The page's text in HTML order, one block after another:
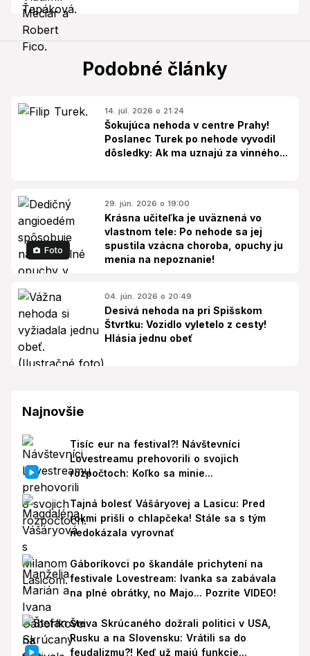
Podobné články
14. júl. 2026 o 21:24
Šokujúca nehoda v centre Prahy!
Poslanec Turek po nehode vyvodil
dôsledky: Ak ma uznajú za vinného...
Foto
29. jún. 2026 o 19:00
Krásna učiteľka je uväznená vo
vlastnom tele: Po nehode sa jej
spustila vzácna choroba, opuchy ju
menia na nepoznanie!
04. jún. 2026 o 20:49
Desivá nehoda na pri Spišskom
Štvrtku: Vozidlo vyletelo z cesty!
Hlásia jednu obeť
Najnovšie
Tisíc eur na festival?! Návštevníci
Lovestreamu prehovorili o svojich
rozpočtoch: Koľko sa minie...
Tajná bolesť Vášáryovej a Lasicu: Pred
rokmi prišli o chlapčeka! Stále sa s tým
nedokázala vyrovnať
Gáboríkovci po škandále prichytení na
festivale Lovestream: Ivanka sa zabávala
na plné obrátky, no Majo... Pozrite VIDEO!
Števa Skrúcaného dožrali politici v USA,
Rusku a na Slovensku: Vrátili sa do
feudalizmu?! Keď už majú funkcie...